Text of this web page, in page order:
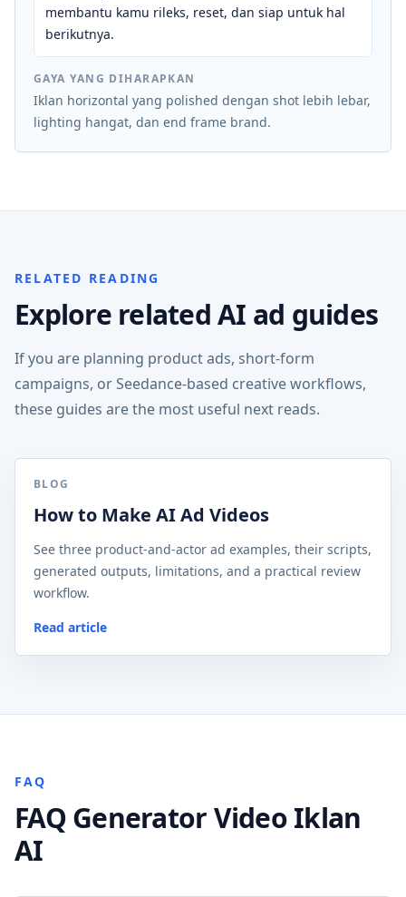
membantu kamu rileks, reset, dan siap untuk hal
berikutnya.
GAYA YANG DIHARAPKAN
Iklan horizontal yang polished dengan shot lebih lebar,
lighting hangat, dan end frame brand.
RELATED READING
Explore related AI ad guides
If you are planning product ads, short-form
campaigns, or Seedance-based creative workflows,
these guides are the most useful next reads.
BLOG
How to Make AI Ad Videos
See three product-and-actor ad examples, their scripts,
generated outputs, limitations, and a practical review
workflow.
Read article
FAQ
FAQ Generator Video Iklan
AI